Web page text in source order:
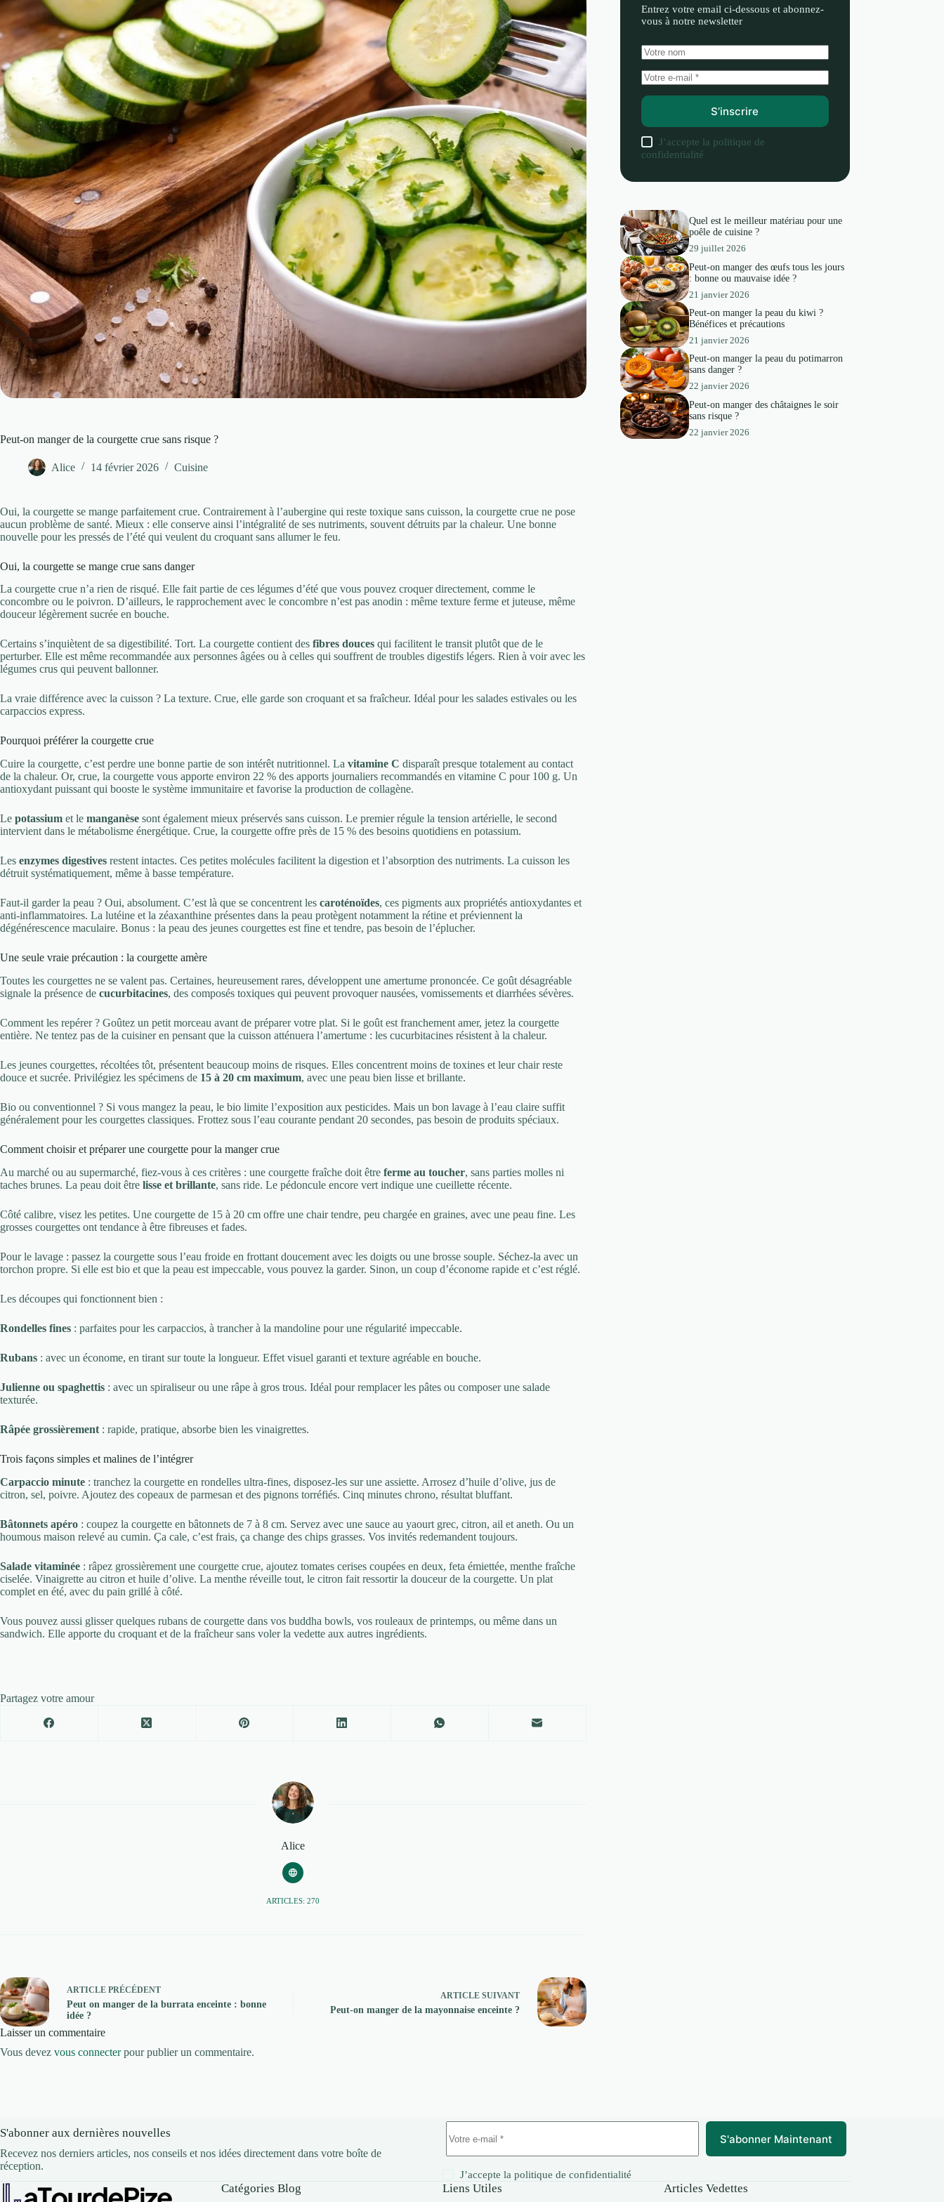
Peut-on manger de la courgette crue sans risque ?
Alice 14 février 2026 Cuisine
Oui, la courgette se mange parfaitement crue. Contrairement à l’aubergine qui reste toxique sans cuisson, la courgette crue ne pose
aucun problème de santé. Mieux : elle conserve ainsi l’intégralité de ses nutriments, souvent détruits par la chaleur. Une bonne
nouvelle pour les pressés de l’été qui veulent du croquant sans allumer le feu.
Oui, la courgette se mange crue sans danger
La courgette crue n’a rien de risqué. Elle fait partie de ces légumes d’été que vous pouvez croquer directement, comme le
concombre ou le poivron. D’ailleurs, le rapprochement avec le concombre n’est pas anodin : même texture ferme et juteuse, même
douceur légèrement sucrée en bouche.
Certains s’inquiètent de sa digestibilité. Tort. La courgette contient des fibres douces qui facilitent le transit plutôt que de le
perturber. Elle est même recommandée aux personnes âgées ou à celles qui souffrent de troubles digestifs légers. Rien à voir avec les
légumes crus qui peuvent ballonner.
La vraie différence avec la cuisson ? La texture. Crue, elle garde son croquant et sa fraîcheur. Idéal pour les salades estivales ou les
carpaccios express.
Pourquoi préférer la courgette crue
Cuire la courgette, c’est perdre une bonne partie de son intérêt nutritionnel. La vitamine C disparaît presque totalement au contact
de la chaleur. Or, crue, la courgette vous apporte environ 22 % des apports journaliers recommandés en vitamine C pour 100 g. Un
antioxydant puissant qui booste le système immunitaire et favorise la production de collagène.
Le potassium et le manganèse sont également mieux préservés sans cuisson. Le premier régule la tension artérielle, le second
intervient dans le métabolisme énergétique. Crue, la courgette offre près de 15 % des besoins quotidiens en potassium.
Les enzymes digestives restent intactes. Ces petites molécules facilitent la digestion et l’absorption des nutriments. La cuisson les
détruit systématiquement, même à basse température.
Faut-il garder la peau ? Oui, absolument. C’est là que se concentrent les caroténoïdes, ces pigments aux propriétés antioxydantes et
anti-inflammatoires. La lutéine et la zéaxanthine présentes dans la peau protègent notamment la rétine et préviennent la
dégénérescence maculaire. Bonus : la peau des jeunes courgettes est fine et tendre, pas besoin de l’éplucher.
Une seule vraie précaution : la courgette amère
Toutes les courgettes ne se valent pas. Certaines, heureusement rares, développent une amertume prononcée. Ce goût désagréable
signale la présence de cucurbitacines, des composés toxiques qui peuvent provoquer nausées, vomissements et diarrhées sévères.
Comment les repérer ? Goûtez un petit morceau avant de préparer votre plat. Si le goût est franchement amer, jetez la courgette
entière. Ne tentez pas de la cuisiner en pensant que la cuisson atténuera l’amertume : les cucurbitacines résistent à la chaleur.
Les jeunes courgettes, récoltées tôt, présentent beaucoup moins de risques. Elles concentrent moins de toxines et leur chair reste
douce et sucrée. Privilégiez les spécimens de 15 à 20 cm maximum, avec une peau bien lisse et brillante.
Bio ou conventionnel ? Si vous mangez la peau, le bio limite l’exposition aux pesticides. Mais un bon lavage à l’eau claire suffit
généralement pour les courgettes classiques. Frottez sous l’eau courante pendant 20 secondes, pas besoin de produits spéciaux.
Comment choisir et préparer une courgette pour la manger crue
Au marché ou au supermarché, fiez-vous à ces critères : une courgette fraîche doit être ferme au toucher, sans parties molles ni
taches brunes. La peau doit être lisse et brillante, sans ride. Le pédoncule encore vert indique une cueillette récente.
Côté calibre, visez les petites. Une courgette de 15 à 20 cm offre une chair tendre, peu chargée en graines, avec une peau fine. Les
grosses courgettes ont tendance à être fibreuses et fades.
Pour le lavage : passez la courgette sous l’eau froide en frottant doucement avec les doigts ou une brosse souple. Séchez-la avec un
torchon propre. Si elle est bio et que la peau est impeccable, vous pouvez la garder. Sinon, un coup d’économe rapide et c’est réglé.
Les découpes qui fonctionnent bien :
Rondelles fines : parfaites pour les carpaccios, à trancher à la mandoline pour une régularité impeccable.
Rubans : avec un économe, en tirant sur toute la longueur. Effet visuel garanti et texture agréable en bouche.
Julienne ou spaghettis : avec un spiraliseur ou une râpe à gros trous. Idéal pour remplacer les pâtes ou composer une salade
texturée.
Râpée grossièrement : rapide, pratique, absorbe bien les vinaigrettes.
Trois façons simples et malines de l’intégrer
Carpaccio minute : tranchez la courgette en rondelles ultra-fines, disposez-les sur une assiette. Arrosez d’huile d’olive, jus de
citron, sel, poivre. Ajoutez des copeaux de parmesan et des pignons torréfiés. Cinq minutes chrono, résultat bluffant.
Bâtonnets apéro : coupez la courgette en bâtonnets de 7 à 8 cm. Servez avec une sauce au yaourt grec, citron, ail et aneth. Ou un
houmous maison relevé au cumin. Ça cale, c’est frais, ça change des chips grasses. Vos invités redemandent toujours.
Salade vitaminée : râpez grossièrement une courgette crue, ajoutez tomates cerises coupées en deux, feta émiettée, menthe fraîche
ciselée. Vinaigrette au citron et huile d’olive. La menthe réveille tout, le citron fait ressortir la douceur de la courgette. Un plat
complet en été, avec du pain grillé à côté.
Vous pouvez aussi glisser quelques rubans de courgette dans vos buddha bowls, vos rouleaux de printemps, ou même dans un
sandwich. Elle apporte du croquant et de la fraîcheur sans voler la vedette aux autres ingrédients.
Partagez votre amour
Alice
ARTICLES: 270
ARTICLE PRÉCÉDENT
Peut on manger de la burrata enceinte : bonne
idée ?
ARTICLESUIVANT
Peut-on manger de la mayonnaise enceinte ?
Laisser un commentaire
Vous devez vous connecterpour publier un commentaire.
Entrez votre email ci-dessous et abonnez-
vous à notre newsletter
S’inscrire
J’accepte la politique de
confidentialité
Quel est le meilleur matériau pour une
poêle de cuisine ?
29 juillet 2026
Peut-on manger des œufs tous les jours
: bonne ou mauvaise idée ?
21 janvier 2026
Peut-on manger la peau du kiwi ?
Bénéfices et précautions
21 janvier 2026
Peut-on manger la peau du potimarron
sans danger ?
22 janvier 2026
Peut-on manger des châtaignes le soir
sans risque ?
22 janvier 2026
S'abonner aux dernières nouvelles
Recevez nos derniers articles, nos conseils et nos idées directement dans votre boîte de
réception.
S'abonner Maintenant
J’accepte lapolitique de confidentialité
Catégories Blog Liens Utiles Articles Vedettes